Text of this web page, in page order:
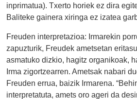
inprimatua). Txerto horiek ez dira
Baliteke gainera xiringa ez izatea
Freuden interpretazioa: Irmarekin
zapuzturik, Freudek ametsetan
asmatuko dizkio, hagitz organikoak,
Irma zigortzearren. Ametsak nabari
Freuden errua, baizik Irmarena.
interpretatuta, amets oro ageri da